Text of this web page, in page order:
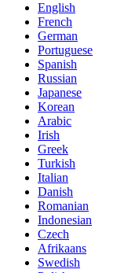
English
French
German
Portuguese
Spanish
Russian
Japanese
Korean
Arabic
Irish
Greek
Turkish
Italian
Danish
Romanian
Indonesian
Czech
Afrikaans
Swedish